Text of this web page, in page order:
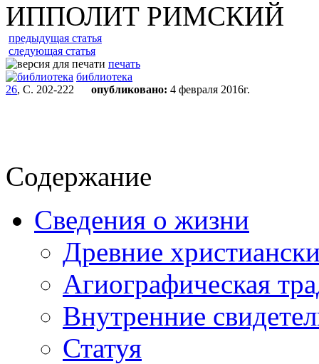
ИППОЛИТ РИМСКИЙ
предыдущая статья
следующая статья
печать
библиотека
26, С. 202-222 опубликовано: 4 февраля 2016г.
Содержание
Сведения о жизни
Древние
Агиографическая
Внутренние
Статуя